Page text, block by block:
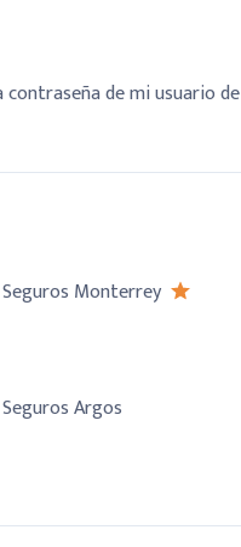
de mi usuario de
Monterrey
Argos